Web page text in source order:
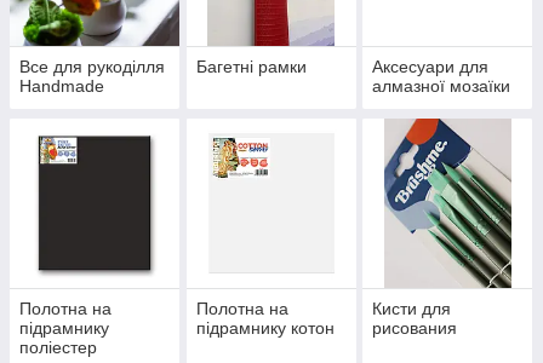
Все для рукоділля
Handmade
Багетні рамки
Аксесуари для
алмазної мозаїки
Полотна на
підрамнику
поліестер
Полотна на
підрамнику котон
Кисти для
рисования